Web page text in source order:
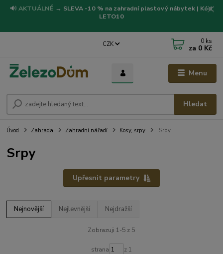
🔊 AKTUÁLNĚ → SLEVA -10 % na zahradní plastový nábytek | Kód:
LETO10
Menu
CZK
Hledat
0 ks
za 0 Kč
Úvod Zahrada Zahradní nářadí Kosy, srpy Srpy
Srpy
Upřesnit parametry
Nejnovější Nejlevnější Nejdražší
Zobrazuji 1-5 z 5
strana z 1